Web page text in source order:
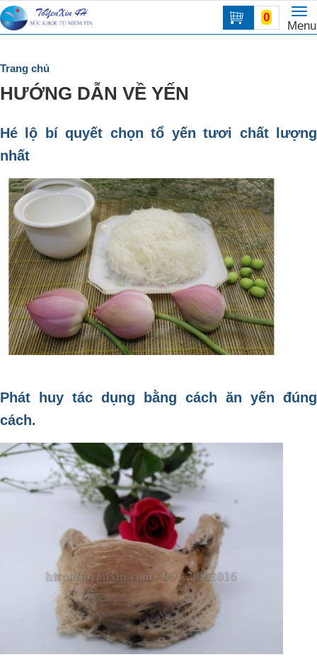
Menu
0
Trang
chủ
DANH
MỤC
Trang chủ
HƯỚNG DẪN VỀ YẾN
Hé lộ bí quyết chọn tổ yến tươi chất lượng
nhất
Phát huy tác dụng bằng cách ăn yến đúng
cách.